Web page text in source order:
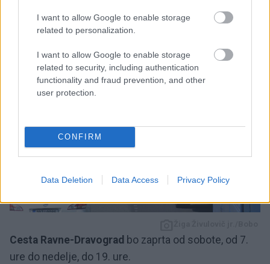
I want to allow Google to enable storage
related to personalization.
I want to allow Google to enable storage
related to security, including authentication
functionality and fraud prevention, and other
user protection.
CONFIRM
Data Deletion Data Access Privacy Policy
Cesta Ravne-Dravograd bo zaprta od sobote, od 7.
ure do nedelje, do 19. ure.